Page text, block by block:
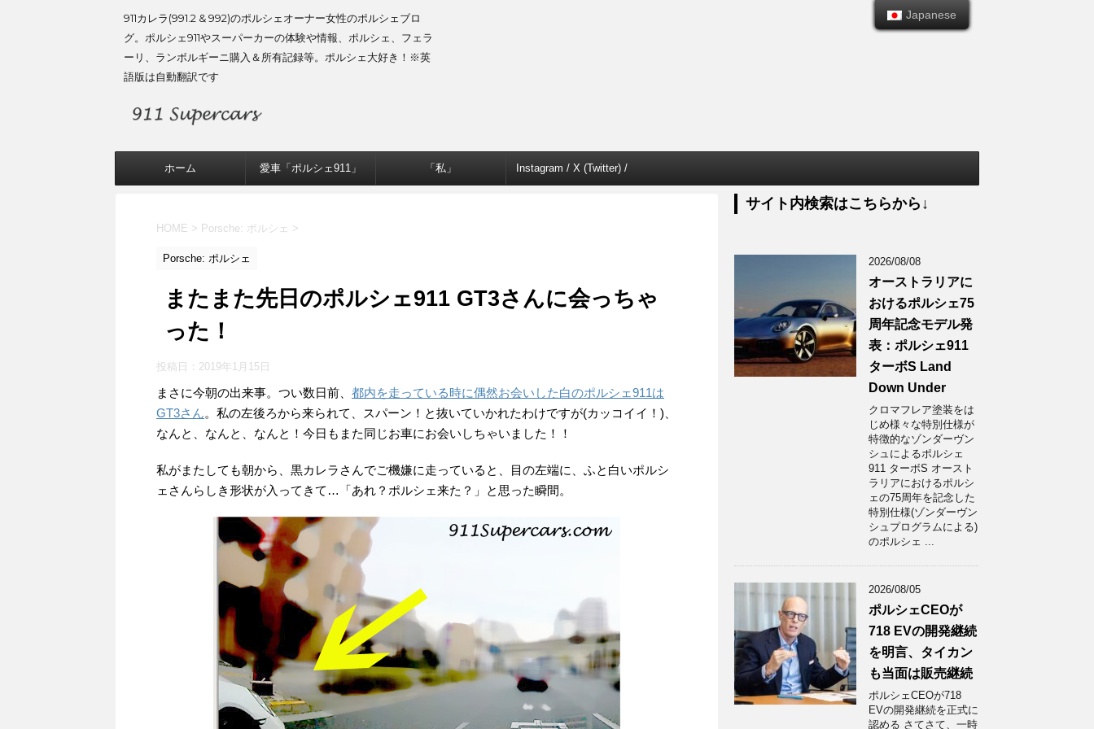
911カレラ(991.2 & 992)のポルシェオーナー女性のポルシェブロ
グ。ポルシェ911やスーパーカーの体験や情報、ポルシェ、フェラ
ーリ、ランボルギーニ購入＆所有記録等。ポルシェ大好き！※英
語版は自動翻訳です
ホーム 愛車「ポルシェ911」 「私」 Instagram / X (Twitter) /
HOME > Porsche: ポルシェ >
Porsche: ポルシェ
またまた先日のポルシェ911 GT3さんに会っちゃ
った！
投稿日： 2019年1月15日
まさに今朝の出来事。つい数日前、 都内を走っている時に偶然お会いした白のポルシェ911は
GT3さん。私の左後ろから来られて、スパーン！と抜いていかれたわけですが(カッコイイ！)、
なんと、なんと、なんと！今日もまた同じお車にお会いしちゃいました！！
私がまたしても朝から、黒カレラさんでご機嫌に走っていると、目の左端に、ふと白いポルシ
ェさんらしき形状が入ってきて…「あれ？ポルシェ来た？」と思った瞬間。
サイト内検索はこちらから↓
2026/08/08
オーストラリアに
おけるポルシェ75
周年記念モデル発
表：ポルシェ911
ターボS Land
Down Under
クロマフレア塗装をは
じめ様々な特別仕様が
特徴的なゾンダーヴン
シュによるポルシェ
911 ターボS オースト
ラリアにおけるポルシ
ェの75周年を記念した
特別仕様(ゾンダーヴン
シュプログラムによる)
のポルシェ ...
2026/08/05
ポルシェCEOが
718 EVの開発継続
を明言、タイカン
も当面は販売継続
ポルシェCEOが718
EVの開発継続を正式に
認める さてさて、一時
Japanese
Japanese